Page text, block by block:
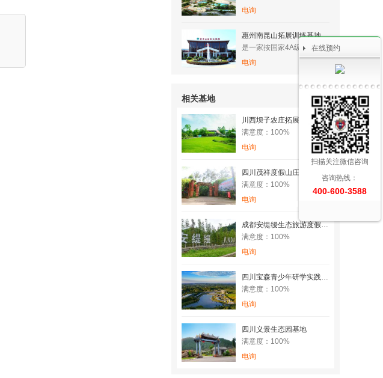
电询
惠州南昆山拓展训练基地
是一家按国家4A级景区标准建设的综合性旅游度假区。
电询
相关基地
川西坝子农庄拓展基地
满意度：100%
电询
四川茂祥度假山庄
满意度：100%
电询
成都安缇缦生态旅游度假基地
满意度：100%
电询
四川宝森青少年研学实践教育基地
满意度：100%
电询
四川义景生态园基地
满意度：100%
电询
在线预约
扫描关注微信咨询
咨询热线：
400-600-3588